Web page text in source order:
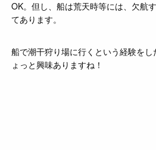
OK。但し、船は荒天時等には、欠航
てあります。
船で潮干狩り場に行くという経験を
ょっと興味ありますね！